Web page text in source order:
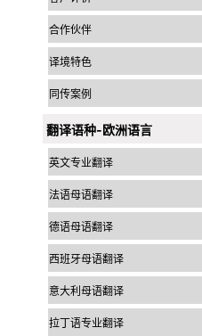
合作伙伴
译境特色
同传案例
翻译语种-欧洲语言
英文专业翻译
法语母语翻译
德语母语翻译
西班牙母语翻译
意大利母语翻译
拉丁语专业翻译